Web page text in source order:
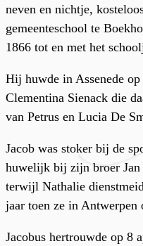
neven en nichtje,
gemeenteschool te
1866 tot en met het
Hij huwde in Assenede
Clementina Sienack die
van Petrus en Lucia De
Jacob was stoker bij de
huwelijk bij zijn broer Jan
terwijl Nathalie
jaar toen ze in Antwerpen
Jacobus hertrouwde op 8